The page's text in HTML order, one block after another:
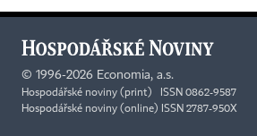
© 1996-2026 Economia, a.s.
Hospodářské noviny (print) ISSN 0862-9587
Hospodářské noviny (online) ISSN 2787-950X